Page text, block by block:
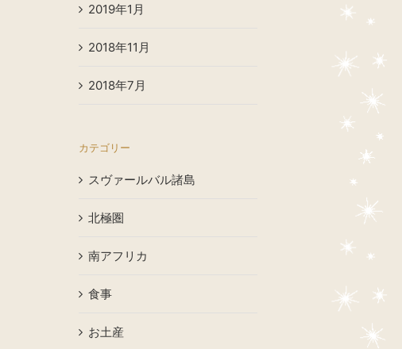
2019年1月
2018年11月
2018年7月
カテゴリー
スヴァールバル諸島
北極圏
南アフリカ
食事
お土産